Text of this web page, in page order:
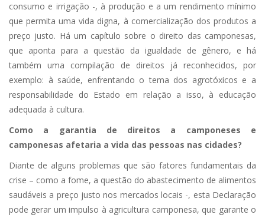
consumo e irrigação -, à produção e a um rendimento mínimo
que permita uma vida digna, à comercialização dos produtos a
preço justo. Há um capítulo sobre o direito das camponesas,
que aponta para a questão da igualdade de gênero, e há
também uma compilação de direitos já reconhecidos, por
exemplo: à saúde, enfrentando o tema dos agrotóxicos e a
responsabilidade do Estado em relação a isso, à educação
adequada à cultura.
Como a garantia de direitos a camponeses e
camponesas afetaria a vida das pessoas nas cidades?
Diante de alguns problemas que são fatores fundamentais da
crise – como a fome, a questão do abastecimento de alimentos
saudáveis a preço justo nos mercados locais -, esta Declaração
pode gerar um impulso à agricultura camponesa, que garante o